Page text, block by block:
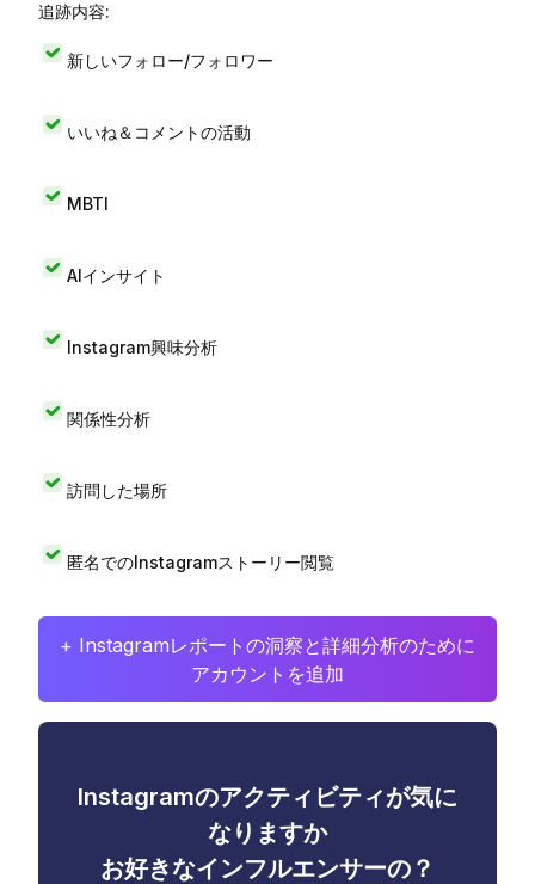
追跡内容:
新しいフォロー/フォロワー
いいね＆コメントの活動
MBTI
AIインサイト
Instagram興味分析
関係性分析
訪問した場所
匿名でのInstagramストーリー閲覧
+ Instagramレポートの洞察と詳細分析のために
アカウントを追加
Instagramのアクティビティが気に
なりますか
お好きなインフルエンサーの？